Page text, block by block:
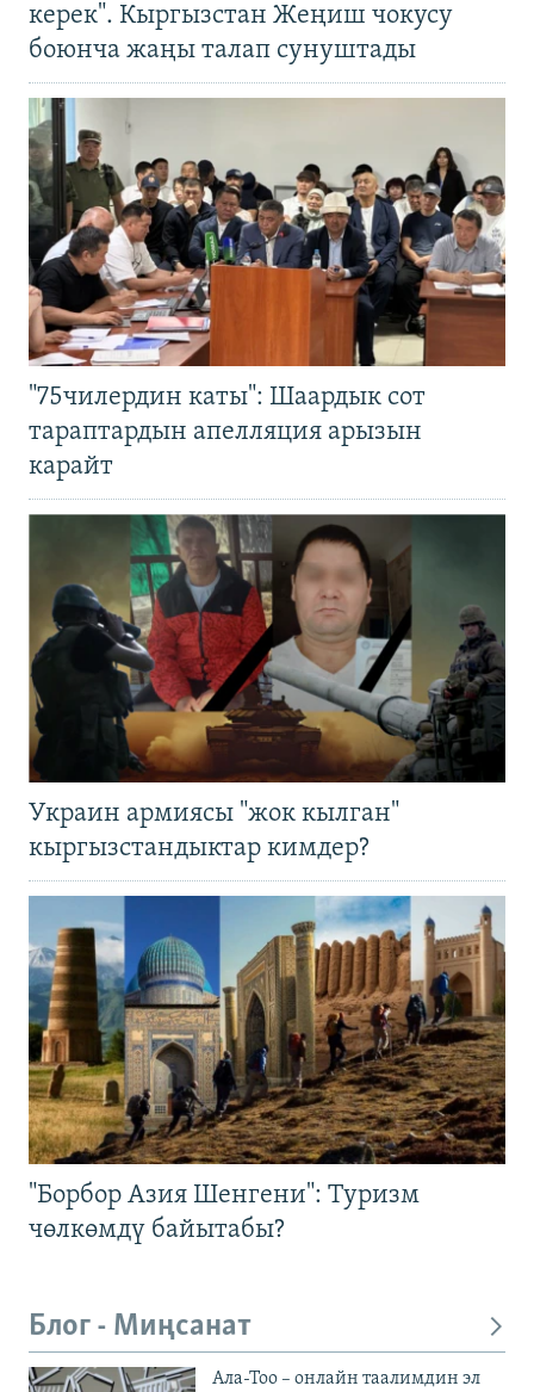
керек". Кыргызстан Жеңиш чокусу
боюнча жаңы талап сунуштады
"75чилердин каты": Шаардык сот
тараптардын апелляция арызын
карайт
Украин армиясы "жок кылган"
кыргызстандыктар кимдер?
"Борбор Азия Шенгени": Туризм
чөлкөмдү байытабы?
Блог - Миңсанат
Ала-Тоо – онлайн таалимдин эл